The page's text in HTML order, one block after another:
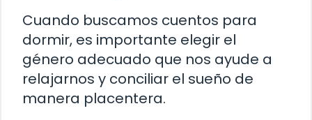
Cuando buscamos cuentos para
dormir, es importante elegir el
género adecuado que nos ayude a
relajarnos y conciliar el sueño de
manera placentera.